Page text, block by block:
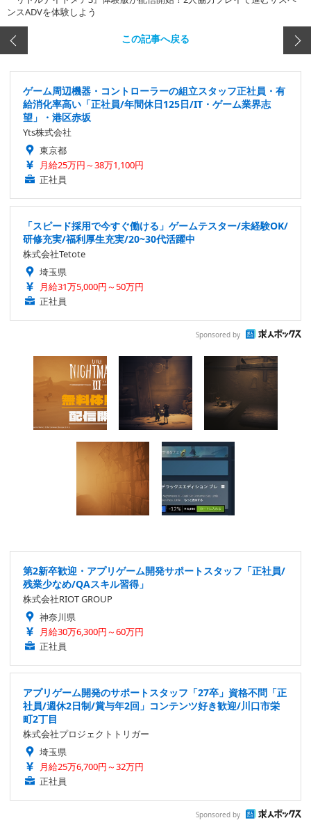
ンスADVを体験しよう
この記事へ戻る
ゲーム周辺機器・コントローラーの組立スタッフ正社員・有
給消化率高い「正社員/年間休日125日/IT・ゲーム業界志
望」・港区赤坂
Yts株式会社
東京都
月給25万円～38万1,100円
正社員
「スピード採用で今すぐ働ける」ゲームテスター/未経験OK/
研修充実/福利厚生充実/20~30代活躍中
株式会社Tetote
埼玉県
月給31万5,000円～50万円
正社員
Sponsored by
第2新卒歓迎・アプリゲーム開発サポートスタッフ「正社員/
残業少なめ/QAスキル習得」
株式会社RIOT GROUP
神奈川県
月給30万6,300円～60万円
正社員
アプリゲーム開発のサポートスタッフ「27卒」資格不問「正
社員/週休2日制/賞与年2回」コンテンツ好き歓迎/川口市栄
町2丁目
株式会社プロジェクトトリガー
埼玉県
月給25万6,700円～32万円
正社員
Sponsored by